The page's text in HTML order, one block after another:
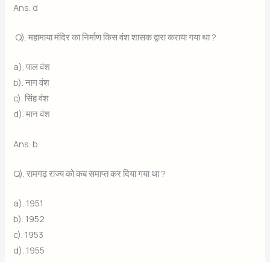
Ans. d
Q). महामाया मंदिर का निर्माण किस वंश शासक द्वारा कराया गया था ?
a). पाल वंश
b). नाग वंश
c). सिंह वंश
d). मान वंश
Ans. b
Q). रामगढ़ राज्य को कब समाप्त कर दिया गया था ?
a). 1951
b). 1952
c). 1953
d). 1955